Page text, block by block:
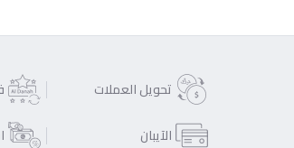
تحويل العملات
الآيبان